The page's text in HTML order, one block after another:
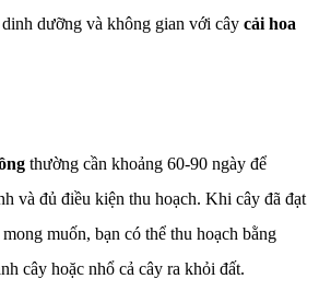
dinh dưỡng và không gian với cây cải hoa
thường cần khoảng 60-90 ngày để
và đủ điều kiện thu hoạch. Khi cây đã đạt
muốn, bạn có thể thu hoạch bằng
cây hoặc nhổ cả cây ra khỏi đất.